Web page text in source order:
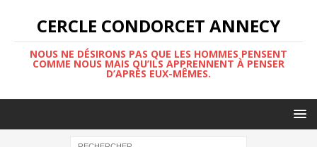
CERCLE CONDORCET ANNECY
NOUS NE DÉSIRONS PAS QUE LES HOMMES PENSENT
COMME NOUS MAIS QU’ILS APPRENNENT À PENSER
D’APRÈS EUX-MÊMES.